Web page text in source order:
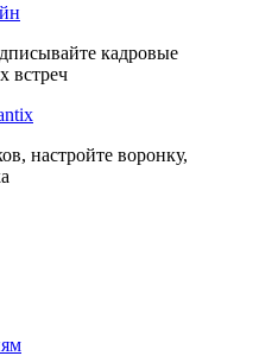
кадровые
встреч
настройте воронку,